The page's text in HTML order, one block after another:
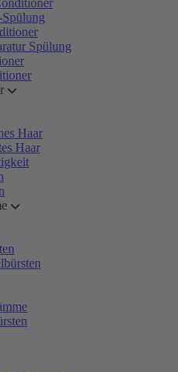
Spülung
Haar
Haar